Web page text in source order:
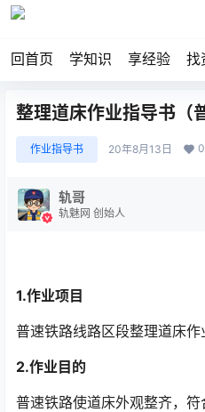
回首页 学知识 享经验 找
整理道床作业指导书（
作业指导书 20年8月13日 0
轨哥
轨魅网 创始人
1.作业项目
普速铁路线路区段整理道床作
2.作业目的
普速铁路使道床外观整齐，